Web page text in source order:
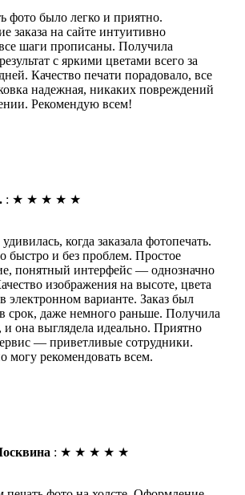
фото было легко и приятно.
заказа на сайте интуитивно
шаги прописаны. Получила
с яркими цветами всего за
Качество печати порадовало, все
надежная, никаких повреждений
Рекомендую всем!
: ★ ★ ★ ★ ★
когда заказала фотопечать.
быстро и без проблем. Простое
понятный интерфейс — однозначно
изображения на высоте, цвета
электронном варианте. Заказ был
срок, даже немного раньше. Получила
и она выглядела идеально. Приятно
— приветливые сотрудники.
могу рекомендовать всем.
: ★ ★ ★ ★ ★